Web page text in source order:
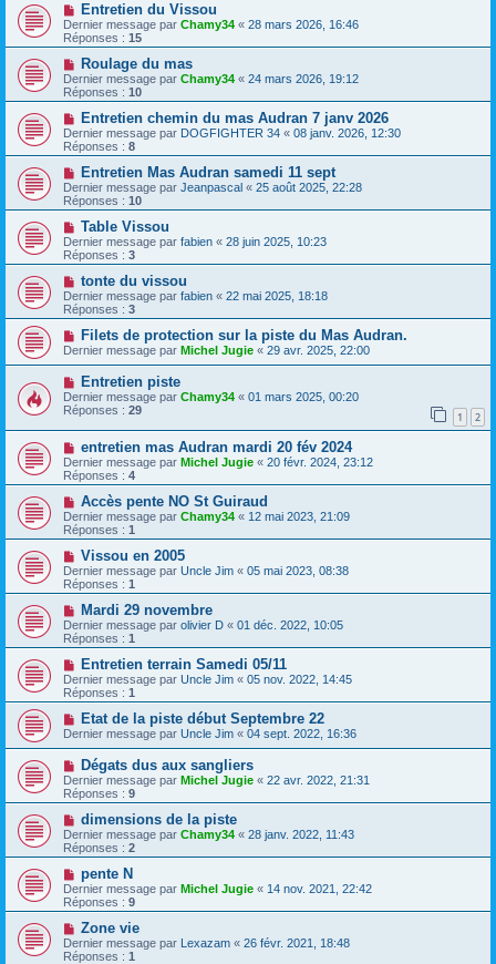
Entretien du Vissou
Dernier message par Chamy34 « 28 mars 2026, 16:46
Réponses : 15
Roulage du mas
Dernier message par Chamy34 « 24 mars 2026, 19:12
Réponses : 10
Entretien chemin du mas Audran 7 janv 2026
Dernier message par DOGFIGHTER 34 « 08 janv. 2026, 12:30
Réponses : 8
Entretien Mas Audran samedi 11 sept
Dernier message par Jeanpascal « 25 août 2025, 22:28
Réponses : 10
Table Vissou
Dernier message par fabien « 28 juin 2025, 10:23
Réponses : 3
tonte du vissou
Dernier message par fabien « 22 mai 2025, 18:18
Réponses : 3
Filets de protection sur la piste du Mas Audran.
Dernier message par Michel Jugie « 29 avr. 2025, 22:00
Entretien piste
Dernier message par Chamy34 « 01 mars 2025, 00:20
Réponses : 29 1 2
entretien mas Audran mardi 20 fév 2024
Dernier message par Michel Jugie « 20 févr. 2024, 23:12
Réponses : 4
Accès pente NO St Guiraud
Dernier message par Chamy34 « 12 mai 2023, 21:09
Réponses : 1
Vissou en 2005
Dernier message par Uncle Jim « 05 mai 2023, 08:38
Réponses : 1
Mardi 29 novembre
Dernier message par olivier D « 01 déc. 2022, 10:05
Réponses : 1
Entretien terrain Samedi 05/11
Dernier message par Uncle Jim « 05 nov. 2022, 14:45
Réponses : 1
Etat de la piste début Septembre 22
Dernier message par Uncle Jim « 04 sept. 2022, 16:36
Dégats dus aux sangliers
Dernier message par Michel Jugie « 22 avr. 2022, 21:31
Réponses : 9
dimensions de la piste
Dernier message par Chamy34 « 28 janv. 2022, 11:43
Réponses : 2
pente N
Dernier message par Michel Jugie « 14 nov. 2021, 22:42
Réponses : 9
Zone vie
Dernier message par Lexazam « 26 févr. 2021, 18:48
Réponses : 1